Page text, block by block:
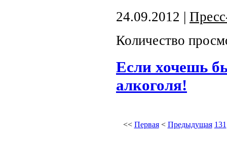
24.09.2012 |
Количество
Если хочешь
алкоголя!
<< Первая< Предыдущая 131